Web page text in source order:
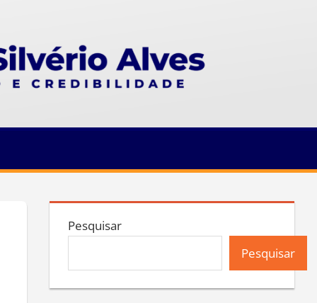
Pesquisar
Pesquisar